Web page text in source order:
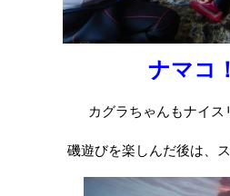
ナマコ
カグラちゃんもナイス
磯遊びを楽しんだ後は、